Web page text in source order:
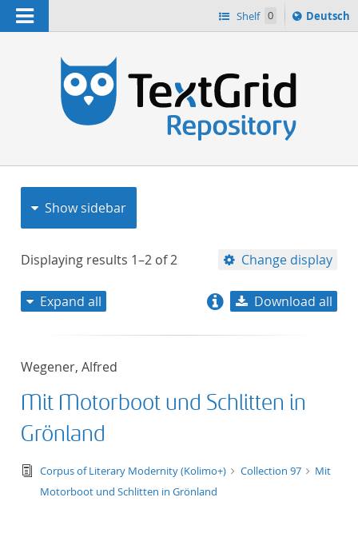
Navigation Shelf 0
Sprache
ï¿½ndern
Deutsch
Show sidebar
Displaying results 1–2 of2 Change display
title descending
Expand all Download all
Wegener, Alfred
Mit Motorboot und Schlitten in
Grönland
text/tg.edition+tg.aggregation+xml
Corpus of Literary Modernity (Kolimo+) Collection 97
Mit
Motorboot und Schlitten in Grönland